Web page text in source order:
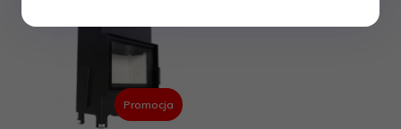
Promocja